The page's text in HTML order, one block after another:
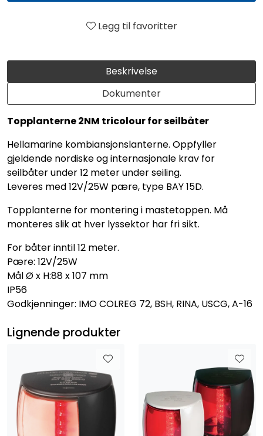
Beskrivelse
Dokumenter
Topplanterne 2NM tricolour for seilbåter
Hellamarine kombiansjonslanterne. Oppfyller
gjeldende nordiske og internasjonale krav for
seilbåter under 12 meter under seiling.
Leveres med 12V/25W pære, type BAY 15D.
Topplanterne for montering i mastetoppen. Må
monteres slik at hver lyssektor har fri sikt.
For båter inntil 12 meter.
Pære: 12V/25W
Mål Ø x H:88 x 107 mm
IP56
Godkjenninger: IMO COLREG 72, BSH, RINA, USCG, A-16
Legg til favoritter
Lignende produkter